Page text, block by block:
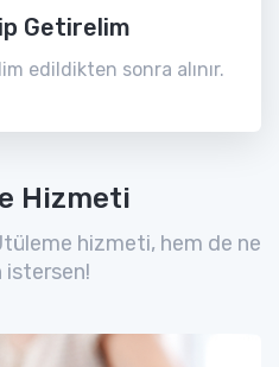
Getirelim
edildikten sonra alınır.
Hizmeti
hizmeti, hem de ne
istersen!